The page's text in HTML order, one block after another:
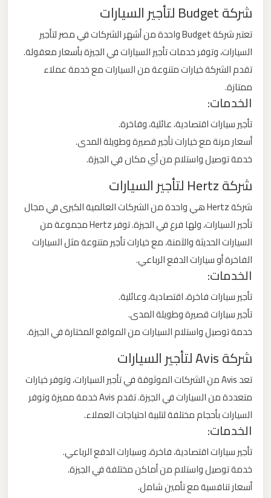
شركة Budget لتأجير السيارات
تعتبر شركة Budget واحدة من أشهر الشركات في مصر لتأجير
السيارات، وتوفر خدمات تأجير السيارات في الجيزة بأسعار معقولة.
تقدم الشركة خيارات متنوعة من السيارات مع خدمة عملاء
ممتازة.
الخدمات:
تأجير سيارات اقتصادية، عائلية، وفاخرة.
أسعار مرنة مع خيارات تأجير قصيرة وطويلة المدى.
خدمة توصيل واستلام من أي مكان في الجيزة.
شركة Hertz لتأجير السيارات
شركة Hertz هي واحدة من الشركات العالمية الكبرى في مجال
تأجير السيارات، ولها فرع في الجيزة. توفر Hertz مجموعة من
السيارات الحديثة والآمنة، مع خيارات تأجير متنوعة مثل السيارات
الفاخرة أو سيارات الدفع الرباعي.
الخدمات:
تأجير سيارات فاخرة، اقتصادية، وعائلية.
تأجير سيارات قصيرة وطويلة المدى.
خدمة توصيل واستلام السيارات من المواقع المختارة في الجيزة.
شركة Avis لتأجير السيارات
تعد Avis من الشركات الموثوقة في تأجير السيارات، وتوفر خيارات
متعددة من السيارات في الجيزة. تقدم Avis خدمة مميزة وتوفر
السيارات بأحجام مختلفة لتلبية احتياجات العملاء.
الخدمات:
تأجير سيارات اقتصادية، فاخرة، وسيارات الدفع الرباعي.
خدمة توصيل واستلام من أماكن مختلفة في الجيزة.
أسعار تنافسية مع تأمين شامل.
العرب
القاهرة
ليموزين
العرب
ليموزين
مطار
القاهرة
ليموزين
القاهرة
للاسكندرية
ليموزين
القاهرة
مطار
العرب
ليموزين